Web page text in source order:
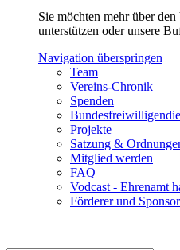
Sie möchten mehr über
unterstützen oder unsere
Navigation überspringen
Team
Vereins-Chronik
Spenden
Projekte
Satzung &
Mitglied werden
FAQ
Vodcast - Ehrenamt
Förderer und